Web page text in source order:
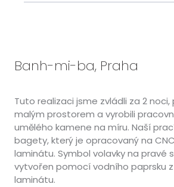
Banh-mi-ba, Praha
Tuto realizaci jsme zvládli za 2 noci,
malým prostorem a vyrobili
umělého kamene na míru. Naší
bagety, který je opracovaný na
laminátu. Symbol volavky na pravé
vytvořen pomocí vodního paprsku
laminátu.